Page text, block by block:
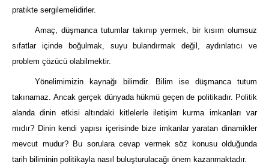
pratikte sergilemelidirler.
Amaç, düşmanca tutumlar takınıp yermek, bir kısım olumsuz
sıfatlar içinde boğulmak, suyu bulandırmak değil, aydınlatıcı ve
problem çözücü olabilmektir.
Yönelimimizin kaynağı bilimdir. Bilim ise düşmanca tutum
takınamaz. Ancak gerçek dünyada hükmü geçen de politikadır. Politik
alanda dinin etkisi altındaki kitlelerle iletişim kurma imkanları var
mıdır? Dinin kendi yapısı içerisinde bize imkanlar yaratan dinamikler
mevcut mudur? Bu sorulara cevap vermek söz konusu olduğunda
tarih biliminin politikayla nasıl buluşturulacağı önem kazanmaktadır.